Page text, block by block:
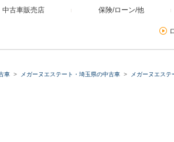
中古車販売店 保険/ローン/他
車 メガーヌエステート・埼玉県の中古車
メガーヌエス